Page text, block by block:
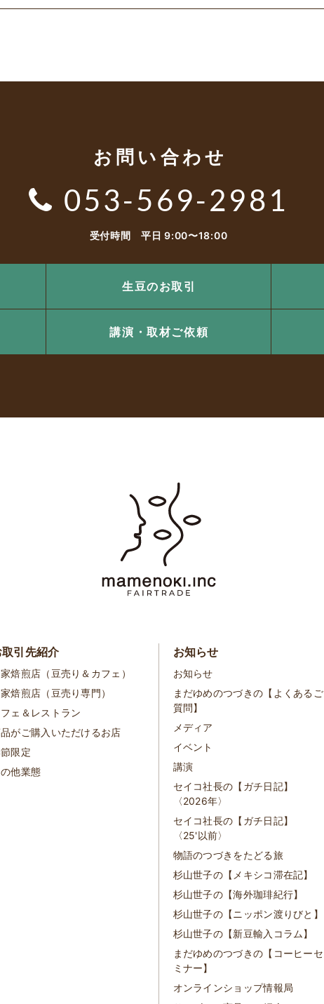
お問い合わせ
053-569-2981
受付時間 平日 9:00〜18:00
生豆のお取引
講演・取材ご依頼
取引先紹介
焙煎店（豆売り＆カフェ）
焙煎店（豆売り専門）
ェ＆レストラン
がご購入いただけるお店
限定
他業態
お知らせ
お知らせ
まだゆめのつづきの【よくあるご
質問】
メディア
イベント
講演
セイコ社長の【ガチ日記】
〈2026年〉
セイコ社長の【ガチ日記】
〈25'以前〉
物語のつづきをたどる旅
杉山世子の【メキシコ滞在記】
杉山世子の【海外珈琲紀行】
杉山世子の【ニッポン渡りびと】
杉山世子の【新豆輸入コラム】
まだゆめのつづきの【コーヒーセ
ミナー】
オンラインショップ情報局